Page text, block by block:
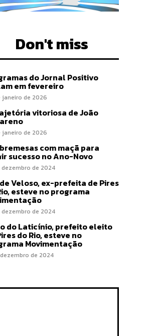
Don't miss
do Jornal Positivo
em fevereiro
janeiro de 2026
vitoriosa de João
janeiro de 2026
com maçã para
sucesso no Ano-Novo
dezembro de 2024
Veloso, ex-prefeita de Pires
esteve no programa
dezembro de 2024
do Laticínio, prefeito eleito
do Rio, esteve no
Movimentação
dezembro de 2024